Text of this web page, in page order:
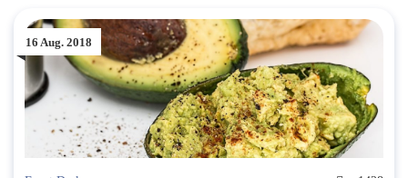
16 Aug. 2018